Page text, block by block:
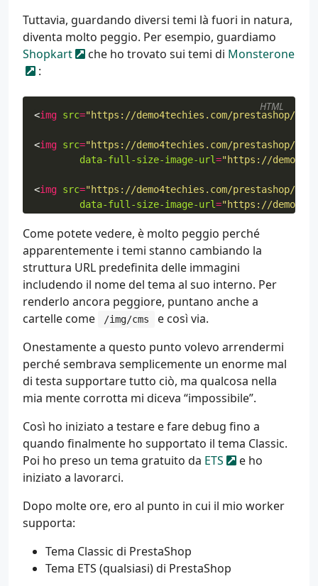
Tuttavia, guardando diversi temi là fuori in natura,
diventa molto peggio. Per esempio, guardiamo
Shopkart
che ho trovato sui temi di Monsterone
:
<img src="https://demo4techies.com/prestashop/
<img src="https://demo4techies.com/prestashop/
data-full-size-image-url="https://
<img src="https://demo4techies.com/prestashop/
data-full-size-image-url="https://
<img src="https://demo4techies.com/prestashop/
HTML
Come potete vedere, è molto peggio perché
apparentemente i temi stanno cambiando la
struttura URL predefinita delle immagini
includendo il nome del tema al suo interno. Per
renderlo ancora peggiore, puntano anche a
cartelle come
/img/cms
e così via.
Onestamente a questo punto volevo arrendermi
perché sembrava semplicemente un enorme mal
di testa supportare tutto ciò, ma qualcosa nella
mia mente corrotta mi diceva “impossibile”.
Così ho iniziato a testare e fare debug fino a
quando finalmente ho supportato il tema Classic.
Poi ho preso un tema gratuito da ETS
e ho
iniziato a lavorarci.
Dopo molte ore, ero al punto in cui il mio worker
supporta:
Tema Classic di PrestaShop
Tema ETS (qualsiasi) di PrestaShop